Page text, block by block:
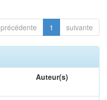
précédente 1 suivante
Auteur(s)